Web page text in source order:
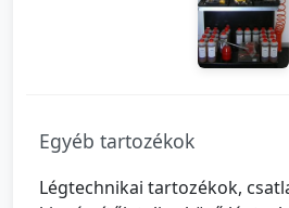
Egyéb tartozékok
Légtechnikai tartozékok,